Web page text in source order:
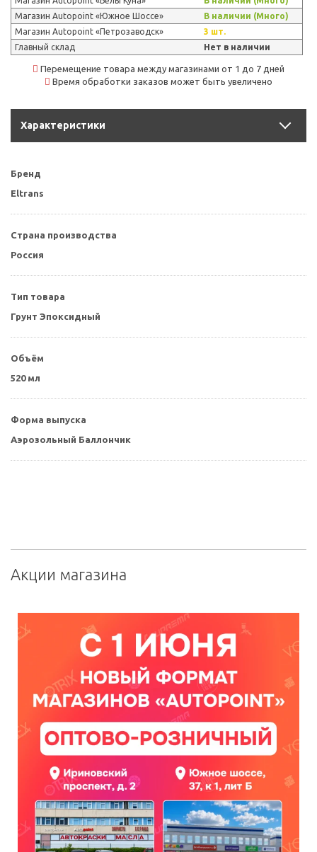
Магазин Autopoint «Южное Шоссе»
В наличии (Много)
Магазин Autopoint «Петрозаводск»
3 шт.
Главный склад
Нет в наличии
Перемещение товара между магазинами от 1 до 7 дней
Время обработки заказов может быть увеличено
Характеристики
Бренд
Eltrans
Страна производства
Россия
Тип товара
Грунт Эпоксидный
Объём
520 мл
Форма выпуска
Аэрозольный Баллончик
Акции магазина